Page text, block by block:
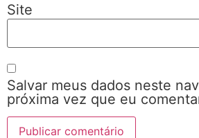
Site
Salvar meus dados neste
próxima vez que eu